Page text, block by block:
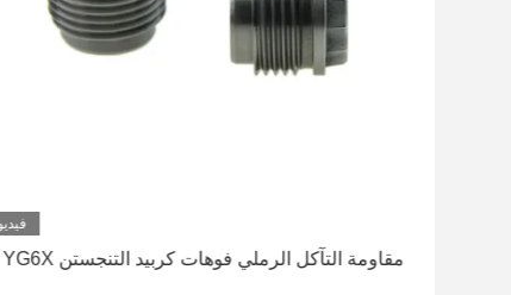
مقاومة التآكل الرملي فوهات كربيد التنجستن YG6X